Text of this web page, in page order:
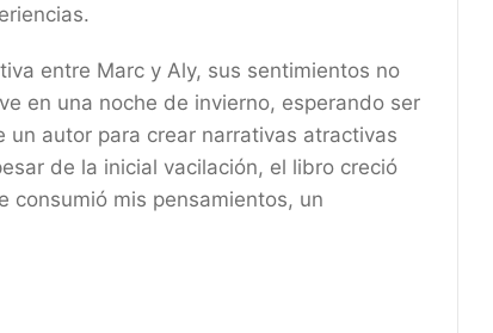
entre Marc y Aly, sus sentimientos no
en una noche de invierno, esperando ser
autor para crear narrativas atractivas
de la inicial vacilación, el libro creció
consumió mis pensamientos, un